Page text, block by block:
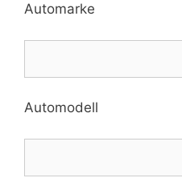
Automarke
Automodell